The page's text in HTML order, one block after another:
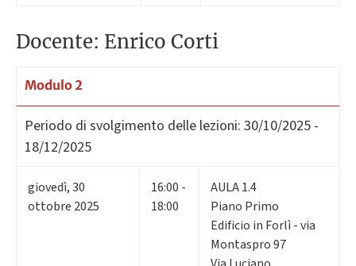
Docente: Enrico Corti
Modulo 2
Periodo di svolgimento delle lezioni: 30/10/2025 -
18/12/2025
giovedì,30
ottobre 2025
16:00 -
18:00
AULA 1.4
Piano Primo
Edificio in Forlì - via
Montaspro 97